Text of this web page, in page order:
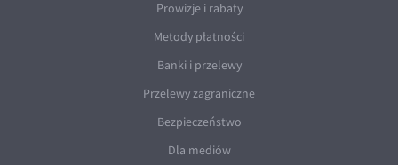
Prowizje i rabaty
Metody płatności
Banki i przelewy
Przelewy zagraniczne
Bezpieczeństwo
Dla mediów